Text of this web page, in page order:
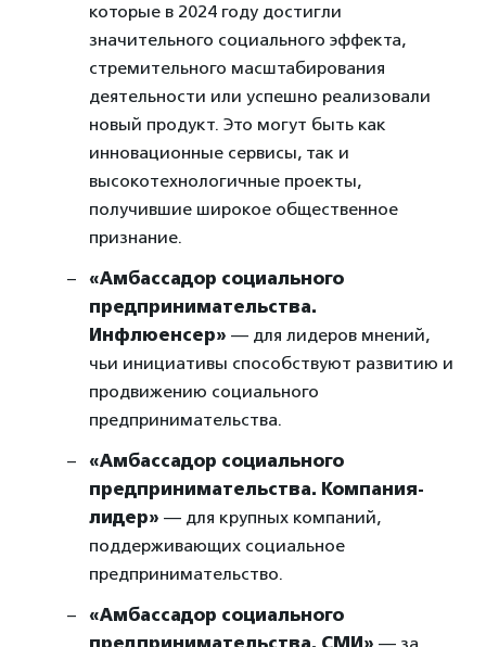
которые в 2024 году достигли
значительного социального эффекта,
стремительного масштабирования
деятельности или успешно реализовали
новый продукт. Это могут быть как
инновационные сервисы, так и
высокотехнологичные проекты,
получившие широкое общественное
признание.
«Амбассадор социального
предпринимательства.
Инфлюенсер» — для лидеров мнений,
чьи инициативы способствуют развитию и
продвижению социального
предпринимательства.
«Амбассадор социального
предпринимательства. Компания-
лидер» — для крупных компаний,
поддерживающих социальное
предпринимательство.
«Амбассадор социального